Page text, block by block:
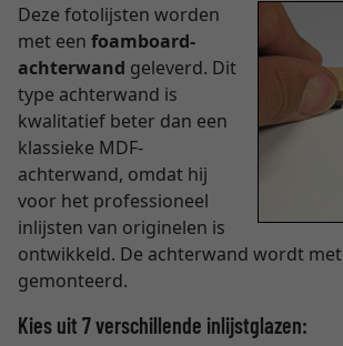
Deze fotolijsten worden
met een foamboard-
achterwand geleverd. Dit
type achterwand is
kwalitatief beter dan een
klassieke MDF-
achterwand, omdat hij
voor het professioneel
inlijsten van originelen is
ontwikkeld. De achterwand wordt met
gemonteerd.
Kies uit 7 verschillende inlijstglazen: